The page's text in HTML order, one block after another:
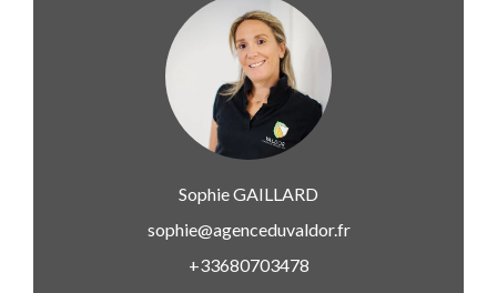
SophieGAILLARD
sophie@agenceduvaldor.fr
+33680703478